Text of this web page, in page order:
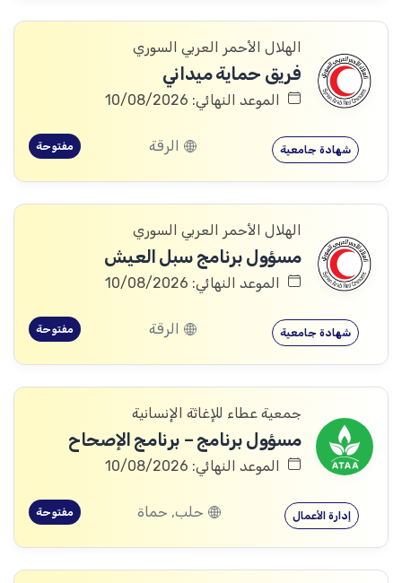
الهلال الأحمر العربي السوري
فريق حماية ميداني
الموعد النهائي: 10/08/2026
شهادة جامعية الرقة مفتوحة
الهلال الأحمر العربي السوري
مسؤول برنامج سبل العيش
الموعد النهائي: 10/08/2026
شهادة جامعية الرقة مفتوحة
جمعية عطاء للإغاثة الإنسانية
مسؤول برنامج – برنامج الإصحاح
الموعد النهائي: 10/08/2026
إدارة الأعمال حلب, حماة مفتوحة